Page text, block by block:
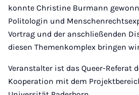
konnte Christine Burmann
Politologin und
Vortrag und der anschließenden
diesen Themenkomplex bringen
Veranstalter ist das Queer-Referat
Kooperation mit dem